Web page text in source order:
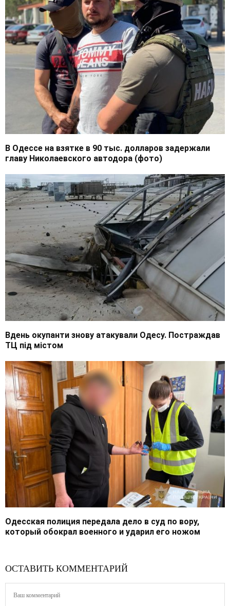
В Одессе на взятке в 90 тыс. долларов задержали
главу Николаевского автодора (фото)
Вдень окупанти знову атакували Одесу. Постраждав
ТЦ під містом
Одесская полиция передала дело в суд по вору,
который обокрал военного и ударил его ножом
ОСТАВИТЬ КОММЕНТАРИЙ